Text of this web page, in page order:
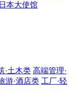
本大使馆
·土木类 高端管理·
游·酒店类 工厂·轻